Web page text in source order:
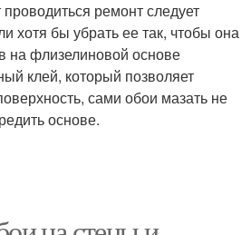
ремонт следует
хотя бы убрать ее так, чтобы она
на флизелиновой основе
клей, который позволяет
сами обои мазать не
основе.